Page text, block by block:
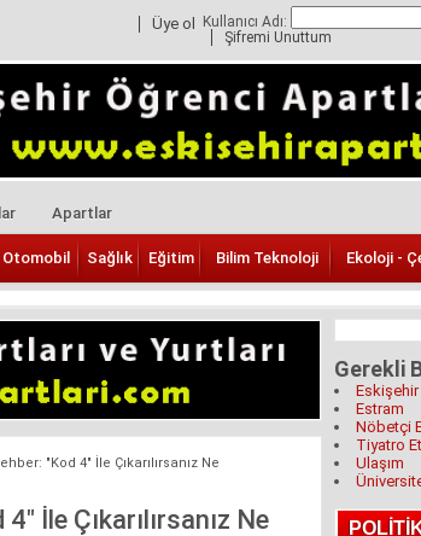
Üye ol Kullanıcı Adı:
Şifremi Unuttum
Apartlar
Otomobil Sağlık Eğitim Bilim Teknoloji Ekoloji -
"Kod 4" İle Çıkarılırsanız Ne
İle Çıkarılırsanız Ne
Gerekli
Estram
Nöbetçi
Tiyatro
Ulaşım